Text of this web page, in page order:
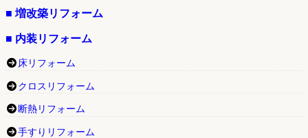
■ 増改築リフォーム
■ 内装リフォーム
床リフォーム
クロスリフォーム
断熱リフォーム
手すりリフォーム